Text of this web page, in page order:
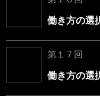
働き方の
第１７回
働き方の選